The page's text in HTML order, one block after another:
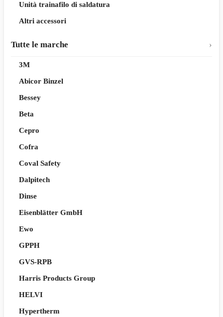
Unità trainafilo di saldatura
Altri accessori
Tutte le marche
3M
Abicor Binzel
Bessey
Beta
Cepro
Cofra
Coval Safety
Dalpitech
Dinse
Eisenblätter GmbH
Ewo
GPPH
GVS-RPB
Harris Products Group
HELVI
Hypertherm